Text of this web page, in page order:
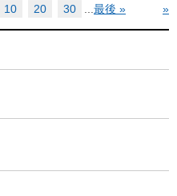
10 20 30 ... »
最後 »